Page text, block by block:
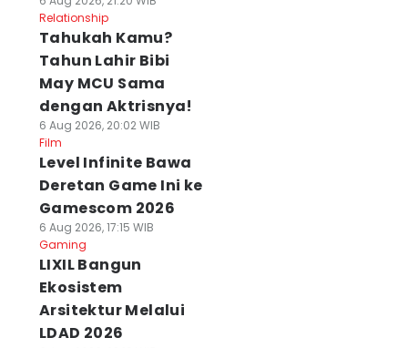
Relationship
Tahukah Kamu?
Tahun Lahir Bibi
May MCU Sama
dengan Aktrisnya!
6 Aug 2026, 20:02 WIB
Film
Level Infinite Bawa
Deretan Game Ini ke
Gamescom 2026
6 Aug 2026, 17:15 WIB
Gaming
LIXIL Bangun
Ekosistem
Arsitektur Melalui
LDAD 2026